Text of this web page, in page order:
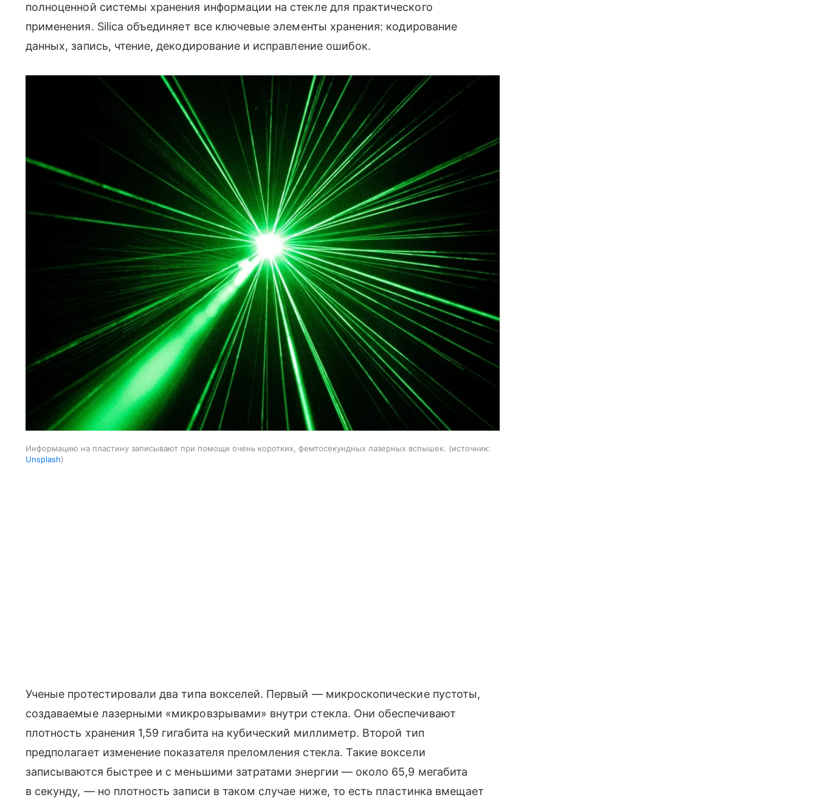
полноценной системы хранения информации на стекле для практического
применения. Silica объединяет все ключевые элементы хранения: кодирование
данных, запись, чтение, декодирование и исправление ошибок.
Информацию на пластину записывают при помощи очень коротких, фемтосекундных лазерных вспышек.
источник:
Unsplash
Ученые протестировали два типа вокселей. Первый — микроскопические пустоты,
создаваемые лазерными «микровзрывами» внутри стекла. Они обеспечивают
плотность хранения 1,59 гигабита на кубический миллиметр. Второй тип
предполагает изменение показателя преломления стекла. Такие воксели
записываются быстрее и с меньшими затратами энергии — около 65,9 мегабита
в секунду, — но плотность записи в таком случае ниже, то есть пластинка вмещает